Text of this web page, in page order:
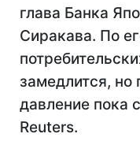
глава Банка
Сиракава. По
замедлится, но
давление пока
Reuters.